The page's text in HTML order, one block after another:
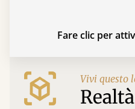
Fare clic per
Vivi questo